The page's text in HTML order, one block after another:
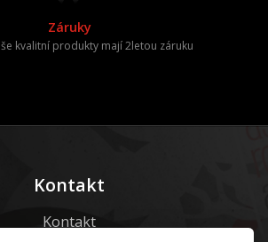
Záruky
kvalitní produkty mají 2letou záruku
Kontakt
Kontakt